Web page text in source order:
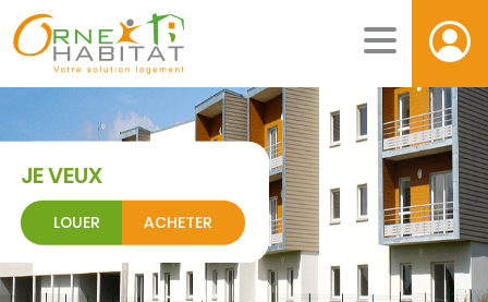
JE VEUX
LOUER ACHETER